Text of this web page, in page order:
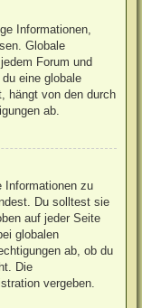
Informationen,
Globale
Forum und
eine globale
hängt von den durch
ab.
Informationen zu
Du solltest sie
auf jeder Seite
globalen
ab, ob du
Die
vergeben.